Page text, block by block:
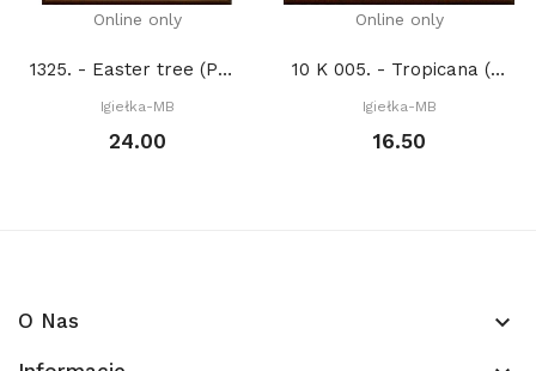
Online only
1325. - Easter tree (PDF)
Igiełka-MB
24.00
Online only
10 K 005. - Tropicana (PDF)
Igiełka-MB
16.50
O Nas keyboard_arrow_down